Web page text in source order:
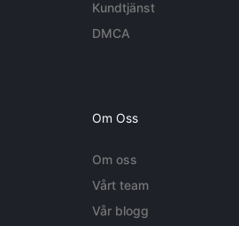
Kundtjänst
DMCA
Om Oss
Om oss
Vårt team
Vår blogg